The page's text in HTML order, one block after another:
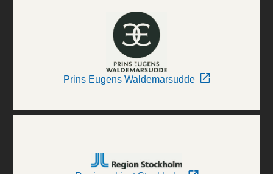
Prins Eugens Waldemarsudde